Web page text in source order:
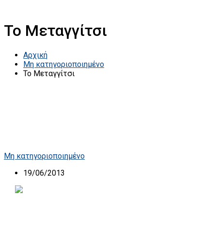
Το Μεταγγίτσι
Αρχική
Μη κατηγοριοποιημένο
Το Μεταγγίτσι
Μη κατηγοριοποιημένο
19/06/2013